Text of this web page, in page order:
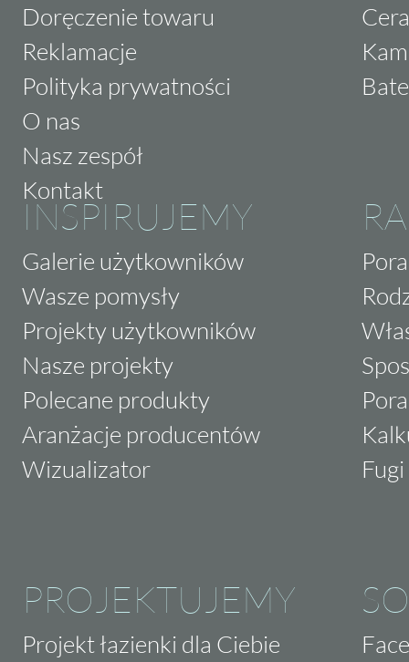
Doręczenie towaru
Reklamacje
Polityka prywatności
O nas
Nasz zespół
Kontakt
INSPIRUJEMY
Galerie użytkowników
Wasze pomysły
Projekty użytkowników
Nasze projekty
Polecane produkty
Aranżacje producentów
Wizualizator
PROJEKTUJEMY
Projekt łazienki dla Ciebie